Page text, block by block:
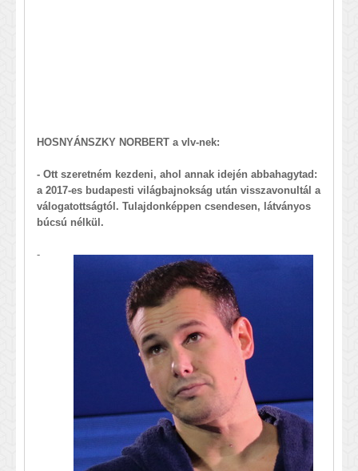
HOSNYÁNSZKY NORBERT a vlv-nek:
- Ott szeretném kezdeni, ahol annak idején abbahagytad:
a 2017-es budapesti világbajnokság után visszavonultál a
válogatottságtól. Tulajdonképpen csendesen, látványos
búcsú nélkül.
-